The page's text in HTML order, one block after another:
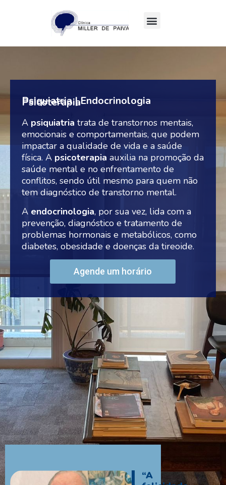
Psiquiatria | Endocrinologia
Psicoterapia
A psiquiatria trata de transtornos mentais,
emocionais e comportamentais, que podem
impactar a qualidade de vida e a saúde
física. A psicoterapia auxilia na promoção da
saúde mental e no enfrentamento de
conflitos, sendo útil mesmo para quem não
tem diagnóstico de transtorno mental.
A endocrinologia, por sua vez, lida com a
prevenção, diagnóstico e tratamento de
problemas hormonais e metabólicos, como
diabetes, obesidade e doenças da tireoide.
Agende um horário
“A